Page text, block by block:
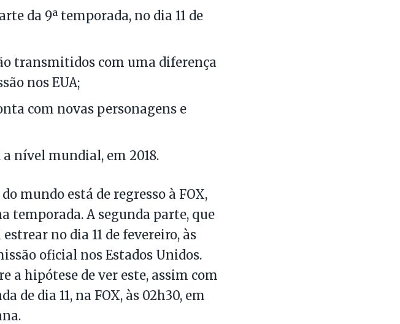
da 9ª temporada, no dia 11 de
transmitidos com uma diferença
nos EUA;
com novas personagens e
nível mundial, em 2018.
mundo está de regresso à FOX,
temporada. A segunda parte, que
no dia 11 de fevereiro, às
oficial nos Estados Unidos.
a hipótese de ver este, assim com
de dia 11, na FOX, às 02h30, em